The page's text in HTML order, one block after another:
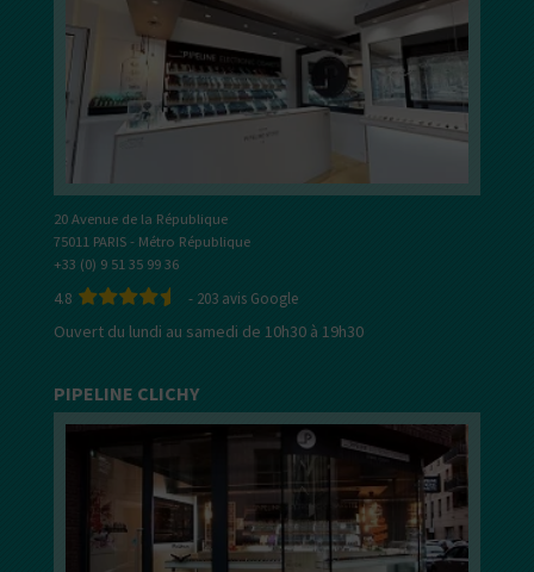
20 Avenue de la République
75011 PARIS - Métro République
+33 (0) 9 51 35 99 36
4.8 - 203 avis Google
Ouvert du lundi au samedi de 10h30 à 19h30
PIPELINE CLICHY